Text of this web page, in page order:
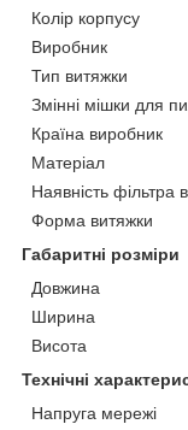
Колір корпусу
Виробник
Тип витяжки
Змінні мішки для
Країна виробник
Матеріал
Наявність фільтра
Форма витяжки
Габаритні розміри
Довжина
Ширина
Висота
Технічні
Напруга мережі